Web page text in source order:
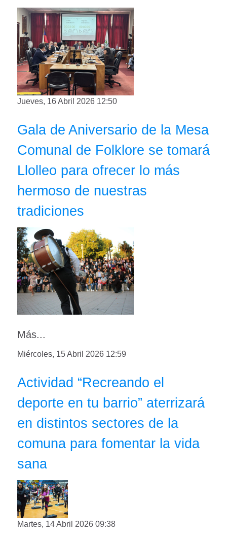
Jueves, 16 Abril 2026 12:50
Gala de Aniversario de la Mesa
Comunal de Folklore se tomará
Llolleo para ofrecer lo más
hermoso de nuestras
tradiciones
Más...
Miércoles, 15 Abril 2026 12:59
Actividad “Recreando el
deporte en tu barrio” aterrizará
en distintos sectores de la
comuna para fomentar la vida
sana
Martes, 14 Abril 2026 09:38